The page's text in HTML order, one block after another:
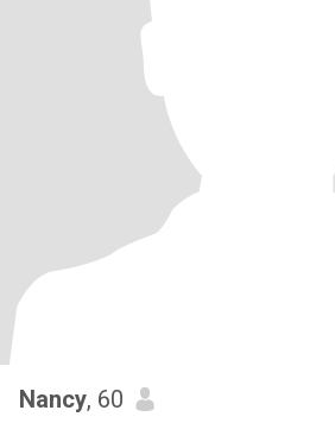
Nancy, 60